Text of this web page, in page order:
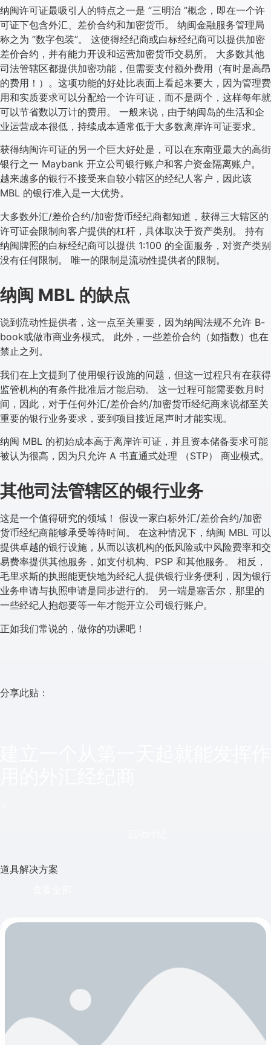
纳闽许可证最吸引人的特点之一是 ”三明治 ”概念，即在一个许
可证下包含外汇、差价合约和加密货币。 纳闽金融服务管理局
称之为 ”数字包装”。 这使得经纪商或白标经纪商可以提供加密
差价合约，并有能力开设和运营加密货币交易所。 大多数其他
司法管辖区都提供加密功能，但需要支付额外费用（有时是高昂
的费用！）。这项功能的好处比表面上看起来要大，因为管理费
用和实质要求可以分配给一个许可证，而不是两个，这样每年就
可以节省数以万计的费用。 一般来说，由于纳闽岛的生活和企
业运营成本很低，持续成本通常低于大多数离岸许可证要求。
获得纳闽许可证的另一个巨大好处是，可以在东南亚最大的高街
银行之一 Maybank 开立公司银行账户和客户资金隔离账户。
越来越多的银行不接受来自较小辖区的经纪人客户，因此该
MBL 的银行准入是一大优势。
大多数外汇/差价合约/加密货币经纪商都知道，获得三大辖区的
许可证会限制向客户提供的杠杆，具体取决于资产类别。 持有
纳闽牌照的白标经纪商可以提供 1:100 的全面服务，对资产类别
没有任何限制。 唯一的限制是流动性提供者的限制。
纳闽 MBL 的缺点
说到流动性提供者，这一点至关重要，因为纳闽法规不允许 B-
book或做市商业务模式。 此外，一些差价合约（如指数）也在
禁止之列。
我们在上文提到了使用银行设施的问题，但这一过程只有在获得
监管机构的有条件批准后才能启动。 这一过程可能需要数月时
间，因此，对于任何外汇/差价合约/加密货币经纪商来说都至关
重要的银行业务要求，要到项目接近尾声时才能实现。
纳闽 MBL 的初始成本高于离岸许可证，并且资本储备要求可能
被认为很高，因为只允许 A 书直通式处理 （STP） 商业模式。
其他司法管辖区的银行业务
这是一个值得研究的领域！ 假设一家白标外汇/差价合约/加密
货币经纪商能够承受等待时间。 在这种情况下，纳闽 MBL 可以
提供卓越的银行设施，从而以该机构的低风险或中风险费率和交
易费率提供其他服务，如支付机构、PSP 和其他服务。 相反，
毛里求斯的执照能更快地为经纪人提供银行业务便利，因为银行
业务申请与执照申请是同步进行的。 另一端是塞舌尔，那里的
一些经纪人抱怨要等一年才能开立公司银行账户。
正如我们常说的，做你的功课吧！
分享此贴：
道具解决方案